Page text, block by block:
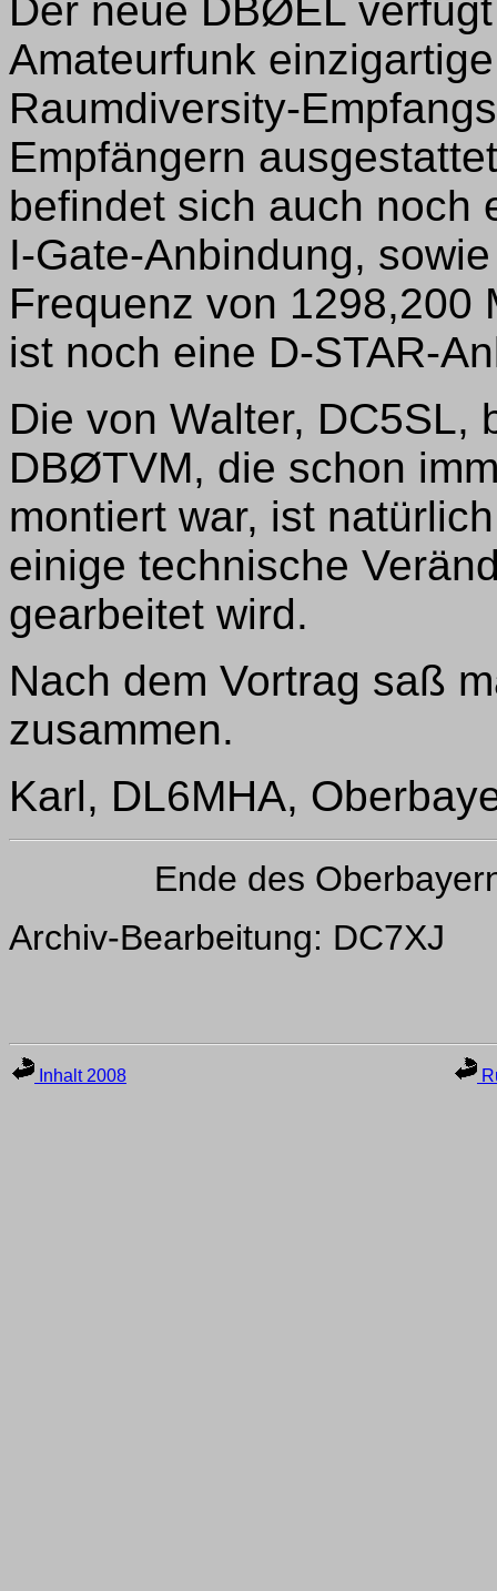
Der neue DBØEL
Amateurfunk
Raumdiversity-
Empfängern
befindet sich auch noch
I-Gate-Anbindung,
Frequenz von 1298,200
ist noch eine D-STAR-
Die von Walter, DC5SL,
DBØTVM, die schon
montiert war, ist
einige technische
gearbeitet wird.
Nach dem Vortrag saß
zusammen.
Karl, DL6MHA,
Ende des
Archiv-Bearbeitung: DC7XJ
Inhalt 2008